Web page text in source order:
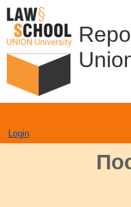
Login